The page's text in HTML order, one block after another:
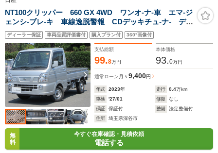
NT100クリッパー 660 GX 4WD ワンオ-ナ-車 エマ-ジ
ェンシ-ブレ-キ 車線逸脱警報 CDデッキチュ-ナ- デュ
アルエアバック
ディーラー保証 車両品質評価書付 購入プラン付 360°画像付
支払総額
99.8万円
本体価格
93.0万円
通常ローン 月々9,400円
年式 2023年 走行 0.4万km
車検
'27/01 修復
なし
保証
保証付 整備
法定整備付
住所
埼玉県深谷市
無
料
今すぐ在庫確認・見積依頼
電話する